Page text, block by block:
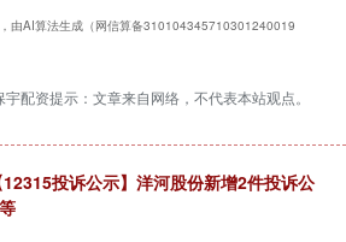
由AI算法生成（网信算备310104345710301240019
宇配资提示：文章来自网络，不代表本站观点。
投诉公示】洋河股份新增2件投诉公